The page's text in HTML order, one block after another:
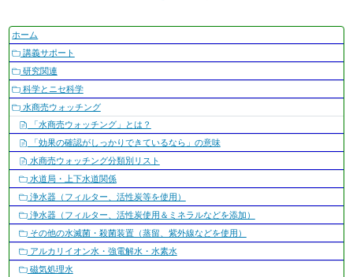
ナ
ビ
ゲ
ー
シ
ョ
ン
ホーム
講義サポート
研究関連
科学とニセ科学
水商売ウォッチング
「水商売ウォッチング」とは？
「効果の確認がしっかりできているなら」の意味
水商売ウォッチング分類別リスト
水道局・上下水道関係
浄水器（フィルター、活性炭等を使用）
浄水器（フィルター、活性炭使用＆ミネラルなどを添加）
その他の水滅菌・殺菌装置（蒸留、紫外線などを使用）
アルカリイオン水・強電解水・水素水
磁気処理水